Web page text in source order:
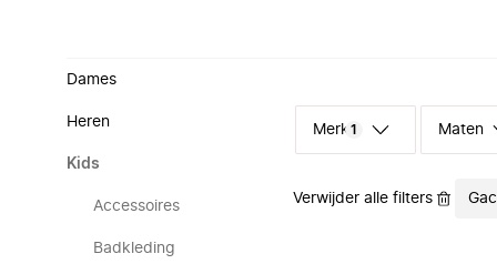
Dames
Heren
Kids
Accessoires
Badkleding
Merk 1 Maten
Verwijder alle filters